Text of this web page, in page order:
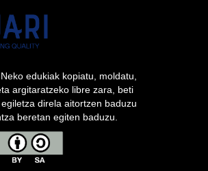
edukiak kopiatu, moldatu,
argitaratzeko libre zara, beti
direla aitortzen baduzu
beretan egiten baduzu.